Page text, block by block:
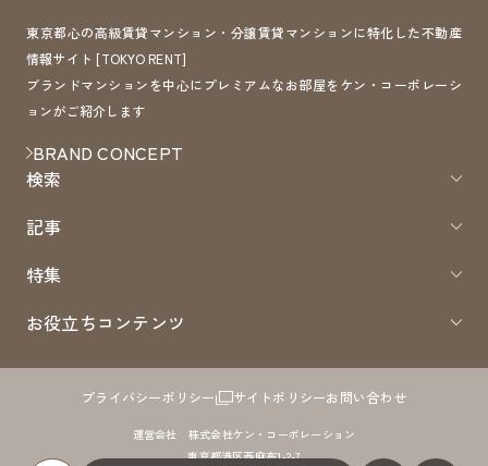
東京都心の高級賃貸マンション・分譲賃貸マンションに特化した不動産
情報サイト [TOKYO RENT]
ブランドマンションを中心にプレミアムなお部屋をケン・コーポレーシ
ョンがご紹介します
BRAND CONCEPT
検索
記事
特集
お役立ちコンテンツ
プライバシーポリシー サイトポリシーお問い合わせ
運営会社 株式会社ケン・コーポレーション
東京都港区西麻布1-2-7